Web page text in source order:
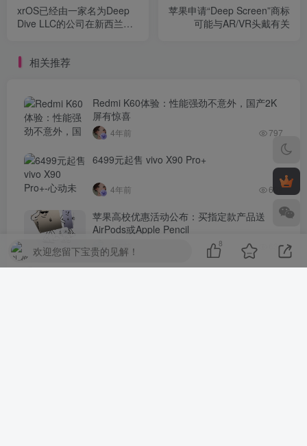
xrOS已经由一家名为Deep
Dive LLC的公司在新西兰注
苹果申请“Deep Screen”商标
可能与AR/VR头戴有关
相关推荐
Redmi K60体验：性能强劲不意外，国产2K
屏有惊喜
4年前 797
6499元起售 vivo X90 Pro+
4年前 699
苹果高校优惠活动公布：买指定款产品送
AirPods或Apple Pencil
3年前 631
欢迎您留下宝贵的见解！
8